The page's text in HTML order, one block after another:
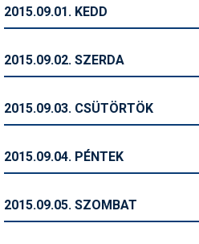
Humor
Ingatlan
Interjúk
Kerékpár
Korcsolya
2015.09.01. KEDD
2015.09.02. SZERDA
2015.09.03. CSÜTÖRTÖK
2015.09.04. PÉNTEK
2015.09.05. SZOMBAT